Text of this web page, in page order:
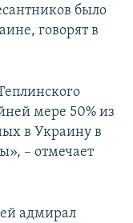
было
говорят в
мере 50% из
в Украину в
– отмечает
адмирал